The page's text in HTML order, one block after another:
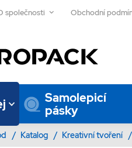
společnosti Obchodní
Samolepicí
pásky
/ Katalog / Kreativní tvoření /